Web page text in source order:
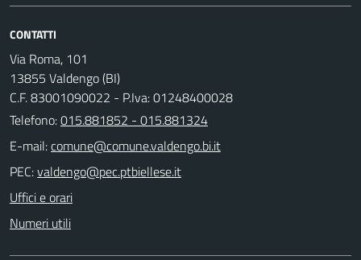
CONTATTI
Via Roma, 101
13855 Valdengo (BI)
C.F. 83001090022 - P.Iva: 01248400028
Telefono:015.881852 - 015.881324
E-mail:
PEC:
Uffici e orari
Numeri utili